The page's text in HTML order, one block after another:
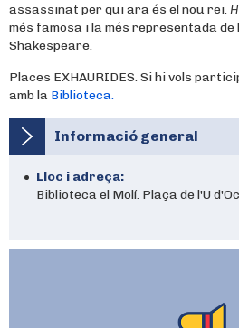
assassinat per qui ara és el nou rei.
més famosa i la més representada
Shakespeare.
Places EXHAURIDES. Si hi vols
amb la Biblioteca.
Informació general
Lloc i adreça:
Biblioteca el Molí. Plaça de l'U